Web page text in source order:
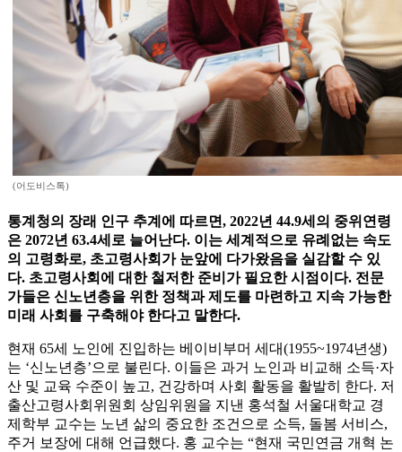
(어도비스톡)
통계청의 장래 인구 추계에 따르면, 2022년 44.9세의 중위연령
은 2072년 63.4세로 늘어난다. 이는 세계적으로 유례없는 속도
의 고령화로, 초고령사회가 눈앞에 다가왔음을 실감할 수 있
다. 초고령사회에 대한 철저한 준비가 필요한 시점이다. 전문
가들은 신노년층을 위한 정책과 제도를 마련하고 지속 가능한
미래 사회를 구축해야 한다고 말한다.
현재 65세 노인에 진입하는 베이비부머 세대(1955~1974년생)
는 ‘신노년층’으로 불린다. 이들은 과거 노인과 비교해 소득·자
산 및 교육 수준이 높고, 건강하며 사회 활동을 활발히 한다. 저
출산고령사회위원회 상임위원을 지낸 홍석철 서울대학교 경
제학부 교수는 노년 삶의 중요한 조건으로 소득, 돌봄 서비스,
주거 보장에 대해 언급했다. 홍 교수는 “현재 국민연금 개혁 논